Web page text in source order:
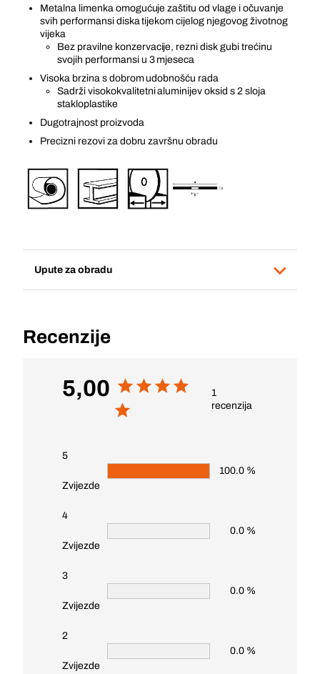
Metalna limenka omogućuje zaštitu od vlage i očuvanje
svih performansi diska tijekom cijelog njegovog životnog
vijeka
Bez pravilne konzervacije, rezni disk gubi trećinu
svojih performansi u 3 mjeseca
Visoka brzina s dobrom udobnošću rada
Sadrži visokokvalitetni aluminijev oksid s 2 sloja
stakloplastike
Dugotrajnost proizvoda
Precizni rezovi za dobru završnu obradu
Upute za obradu
Recenzije
5,00
1
recenzija
5
Zvijezde
100.0 %
4
Zvijezde
0.0 %
3
Zvijezde
0.0 %
2
Zvijezde
0.0 %